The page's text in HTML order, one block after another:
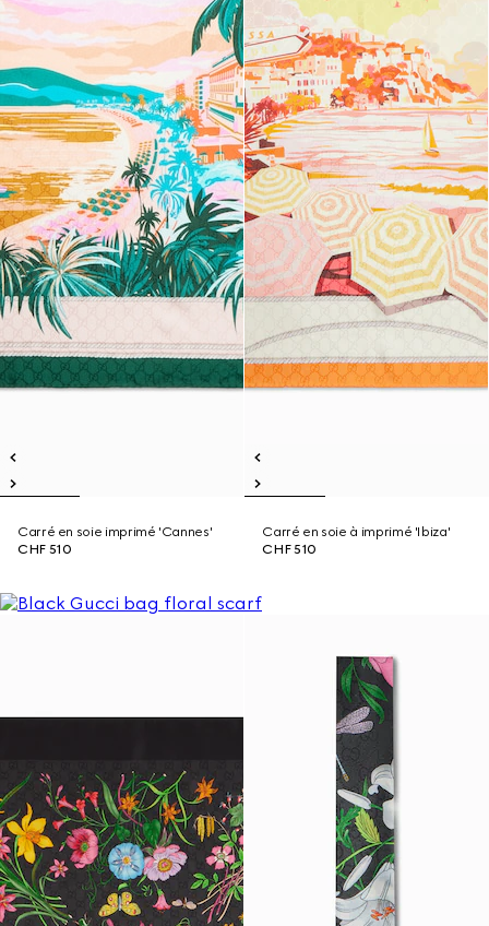
Carré en soie imprimé 'Cannes'
CHF 510
Carré en soie à imprimé 'Ibiza'
CHF 510